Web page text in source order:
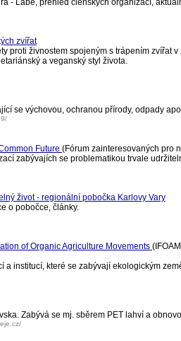
- Labe, přehled členských organizací,
zvířat
proti živnostem spojeným s trápením zvířat
a veganský styl života.
se výchovou, ochranou přírody, odpady
Future (Fórum zainteresovaných pro
zabývajích se problematikou trvale
život - regionální pobočka Karlovy Vary
o pobočce, články.
of Organic Agriculture Movements
a institucí, které se zabývají ekologickým
Zabývá se mj. sběrem PET lahví a